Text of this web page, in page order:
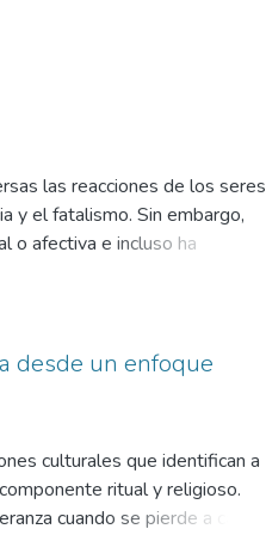
las reacciones de los seres
y el fatalismo. Sin embargo,
o afectiva e incluso ha
efectos han dañado a
desde un enfoque
culturales que identifican a
ritual y religioso.
cuando se pierde a causa